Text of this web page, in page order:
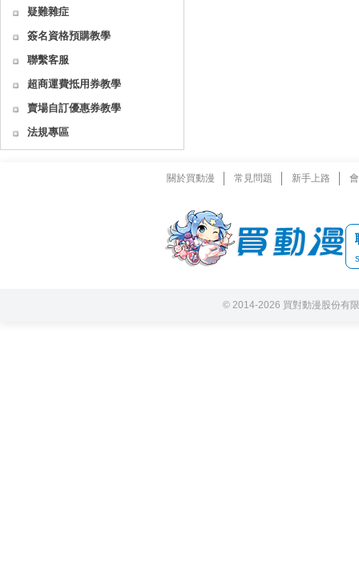
疑難雜症
簽名資格預購教學
聯繫客服
超商運費抵用券教學
賣場自訂優惠券教學
法規專區
關於買動漫 常見問題 新手上路
© 2014-2026 買對動漫股份有